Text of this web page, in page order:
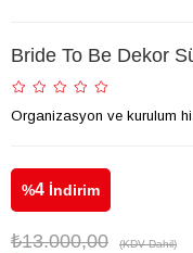
Bride To Be Dekor
Organizasyon ve kurulum
%4 İndirim
₺13.000,00 (KDV Dahil)